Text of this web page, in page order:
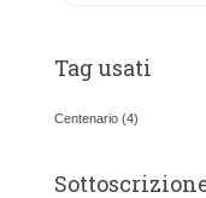
g
e
Tag usati
Centenario (4)